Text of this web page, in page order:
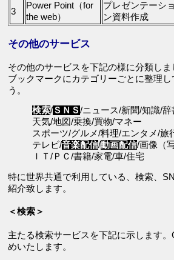
3
Power Point（for
the web）
プレゼンテーショ
ン資料作成
その他のサービス
その他のサービスを下記の様に分類し
ブックマークにカテゴリーごとに整理
う。
検索/ＳＮＳ/ニュース/新聞/知識/辞
天気/地図/乗換/買物/マネー
スポーツ/グルメ/料理/エンタメ/旅
テレビ/音楽配信/動画配信/画像（
ＩＴ/ＰＣ/書籍/家電/車/住宅
特に世界共通で利用している、検索、
紹介致します。
＜検索＞
主たる検索サービスを下記に示します
めいたします。